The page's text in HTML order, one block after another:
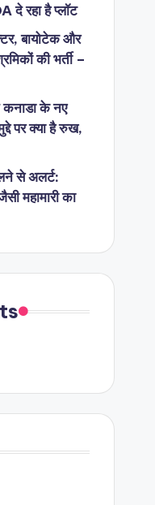
दे रहा है प्लॉट
बायोटेक और
की भर्ती –
कनाडा के नए
पर क्या है रुख,
से अलर्ट:
महामारी का